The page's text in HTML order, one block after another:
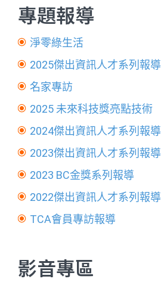
專題報導
淨零綠生活
2025傑出資訊人才系列報導
名家專訪
2025 未來科技獎亮點技術
2024傑出資訊人才系列報導
2023傑出資訊人才系列報導
2023 BC金獎系列報導
2022傑出資訊人才系列報導
TCA會員專訪報導
影音專區